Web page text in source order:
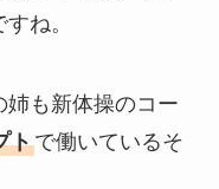
ね。
姉も新体操のコー
トで働いているそ